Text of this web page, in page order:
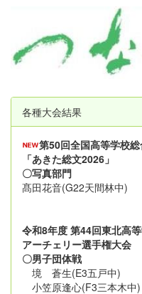
各種大会結果
第50回全国高等学校
「あきた総文2026」
〇写真部門
髙田花音(G22天間林中)
令和8年度 第44回東北高
アーチェリー選手権大会
〇男子団体戦
境 蒼生(E3五戸中)
小笠原逢心(F3三本木中)